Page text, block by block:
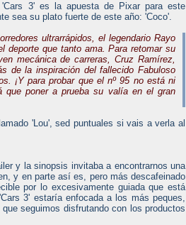
3' es la apuesta de Pixar para este
sea su plato fuerte de este año: 'Coco'.
ultrarrápidos, el legendario Rayo
deporte que tanto ama. Para retomar su
mecánica de carreras, Cruz Ramírez,
de la inspiración del fallecido Fabuloso
¡Y para probar que el nº 95 no está ni
que poner a prueba su valía en el gran
'Lou', sed puntuales si vais a verla al
y la sinopsis invitaba a encontrarnos una
y en parte así es, pero más descafeinado
por lo excesivamente guiada que está
3' estaría enfocada a los más peques,
seguimos disfrutando con los productos